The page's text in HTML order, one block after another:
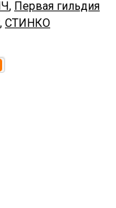
, Первая гильдия
, СТИНКО